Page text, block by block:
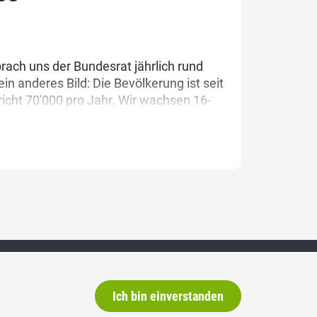
uns der Bundesrat jährlich rund
anderes Bild: Die Bevölkerung ist seit
70'000 pro Jahr. Wir wachsen 16-
Ich bin einverstanden